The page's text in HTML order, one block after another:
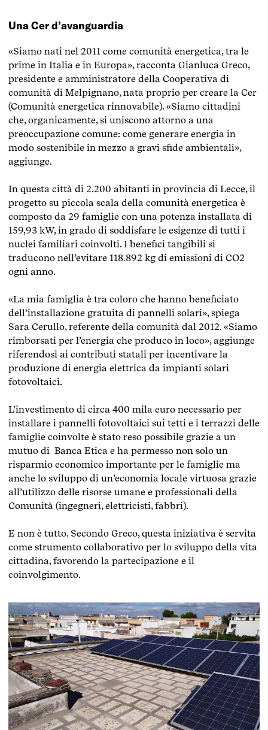
Una Cer d’avanguardia
«Siamo nati nel 2011 come comunità energetica, tra le
prime in Italia e in Europa», racconta Gianluca Greco,
presidente e amministratore della Cooperativa di
comunità di Melpignano, nata proprio per creare la Cer
(Comunità energetica rinnovabile). «Siamo cittadini
che, organicamente, si uniscono attorno a una
preoccupazione comune: come generare energia in
modo sostenibile in mezzo a gravi sfide ambientali»,
aggiunge.
In questa città di 2.200 abitanti in provincia di Lecce, il
progetto su piccola scala della comunità energetica è
composto da 29 famiglie con una potenza installata di
159,93 kW, in grado di soddisfare le esigenze di tutti i
nuclei familiari coinvolti. I benefici tangibili si
traducono nell’evitare 118.892 kg di emissioni di CO2
ogni anno.
«La mia famiglia è tra coloro che hanno beneficiato
dell’installazione gratuita di pannelli solari», spiega
Sara Cerullo, referente della comunità dal 2012. «Siamo
rimborsati per l’energia che produco in loco», aggiunge
riferendosi ai contributi statali per incentivare la
produzione di energia elettrica da impianti solari
fotovoltaici.
L’investimento di circa 400 mila euro necessario per
installare i pannelli fotovoltaici sui tetti e i terrazzi delle
famiglie coinvolte è stato reso possibile grazie a un
mutuo di Banca Etica e ha permesso non solo un
risparmio economico importante per le famiglie ma
anche lo sviluppo di un’economia locale virtuosa grazie
all’utilizzo delle risorse umane e professionali della
Comunità (ingegneri, elettricisti, fabbri).
E non è tutto. Secondo Greco, questa iniziativa è servita
come strumento collaborativo per lo sviluppo della vita
cittadina, favorendo la partecipazione e il
coinvolgimento.